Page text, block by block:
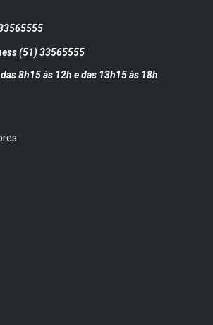
(51) 33565555
8h15 às 12h e das 13h15 às 18h